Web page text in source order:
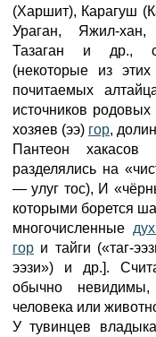
(Харшит), Карагуш
Ураган, Яжил-
Тазаган и др.,
(некоторые из
почитаемых
источников
хозяев (ээ) гор,
Пантеон
разделялись на
— улуг тос), И
которыми борется
многочисленные
гор и тайги («таг-
ээзи») и др.].
обычно
человека или
У тувинцев